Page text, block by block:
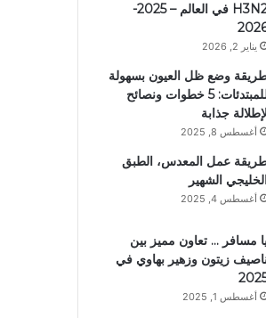
H3N2 في العالم – 2025-
يناير 2, 2026
وضع ظل العيون بسهولة
للمبتدئات: 5 خطوات ونصائح
جذابة
أغسطس 8, 2025
عمل المعدس، الطبق
الشهير
أغسطس 4, 2025
مسافر … تعاون مميز بين
زيتون وزهير بهاوي في
أغسطس 1, 2025